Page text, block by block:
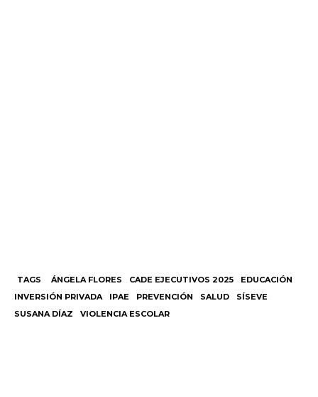
TAGS ÁNGELA FLORES CADE EJECUTIVOS 2025
EDUCACIÓN
INVERSIÓN PRIVADA
IPAE PREVENCIÓN SALUD
SÍSEVE
SUSANA DÍAZ
VIOLENCIA ESCOLAR